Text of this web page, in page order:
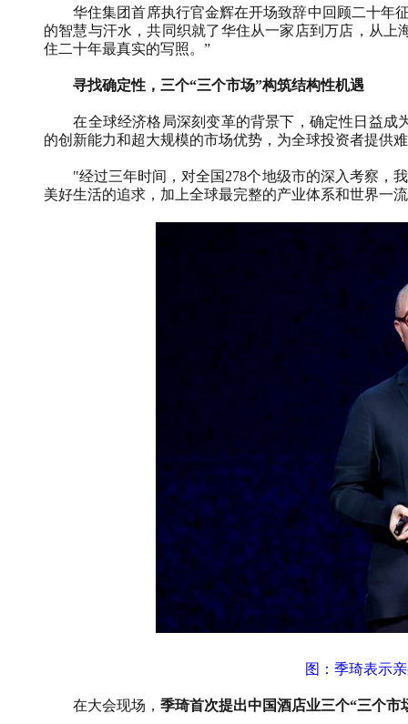
华住集团首席执行官金辉在开场致辞中回顾二十年
的智慧与汗水，共同织就了华住从一家店到万店，从
住二十年最真实的写照。 ”
寻找确定性，三个“三个市场”构筑结构性机遇
在全球经济格局深刻变革的背景下，确定性日益
的创新能力和超大规模的市场优势，为全球投资者提供
"经过三年时间，对全国 278个地级市的深入考察，
美好生活的追求，加上全球最完整的产业体系和世界一
图：季琦表示
在大会现场， 季琦首次提出中国酒店业三个“三个市